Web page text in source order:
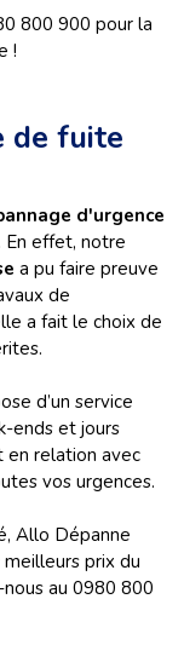
800 900 pour la
!
de fuite
d'urgence
En effet, notre
a pu faire preuve
de
a fait le choix de
d’un service
ends et jours
en relation avec
vos urgences.
Allo Dépanne
prix du
au 0980 800